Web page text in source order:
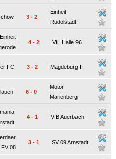
3 - 2
Einheit
Rudolstadt
Einheit
4 - 2 VfL Halle 96
FC 3 - 2 Magdeburg II
6 - 0
Motor
Marienberg
4 - 1 VfB Auerbach
FV 08
3 - 1 SV 09 Arnstadt